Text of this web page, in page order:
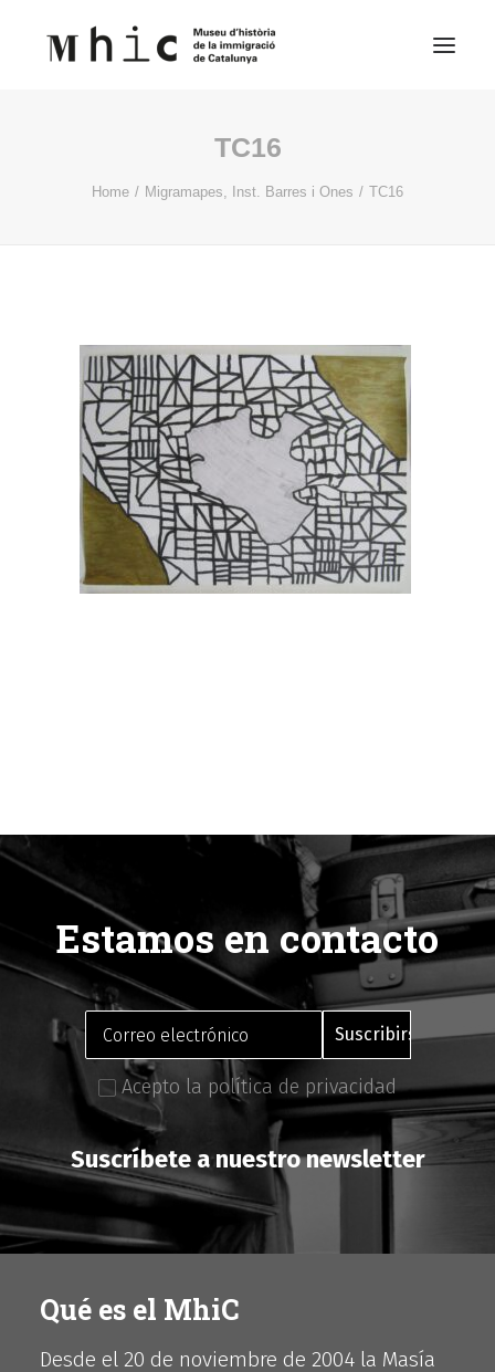
Contenido
Español
TC16
Home Migramapes, Inst. Barres i Ones TC16
Estamos en contacto
Acepto la política de privacidad
Suscríbete a nuestro newsletter
Qué es el MhiC
Desde el 20 de noviembre de 2004 la Masía